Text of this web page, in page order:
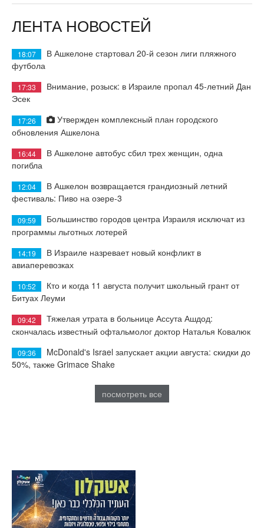
ЛЕНТА НОВОСТЕЙ
18:07
В Ашкелоне стартовал 20-й сезон лиги пляжного
футбола
17:33
Внимание, розыск: в Израиле пропал 45-летний Дан
Эсек
17:26
Утвержден комплексный план городского
обновления Ашкелона
16:44
В Ашкелоне автобус сбил трех женщин, одна
погибла
12:04
В Ашкелон возвращается грандиозный летний
фестиваль: Пиво на озере-3
09:59
Большинство городов центра Израиля исключат из
программы льготных лотерей
14:19
В Израиле назревает новый конфликт в
авиаперевозках
10:52
Кто и когда 11 августа получит школьный грант от
Битуах Леуми
09:42
Тяжелая утрата в больнице Ассута Ашдод:
скончалась известный офтальмолог доктор Наталья Ковалюк
09:36
McDonald's Israel запускает акции августа: скидки до
50%, также Grimace Shake
посмотреть все